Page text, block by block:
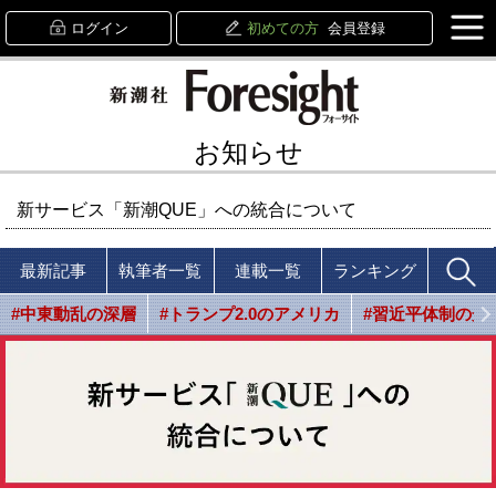
ログイン 初めての方 会員登録
お知らせ
新サービス「新潮QUE」への統合について
最新記事 執筆者一覧 連載一覧 ランキング
#中東動乱の深層 #トランプ2.0のアメリカ #習近平体制の光